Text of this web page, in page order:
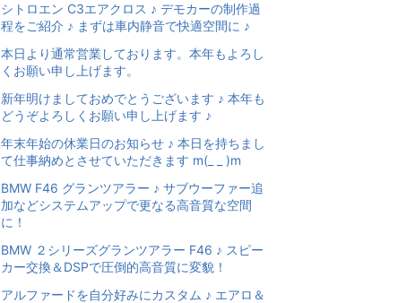
シトロエン C3エアクロス ♪ デモカーの制作過
程をご紹介 ♪ まずは車内静音で快適空間に ♪
本日より通常営業しております。本年もよろし
くお願い申し上げます。
新年明けましておめでとうございます ♪ 本年も
どうぞよろしくお願い申し上げます ♪
年末年始の休業日のお知らせ ♪ 本日を持ちまし
て仕事納めとさせていただきます m(_ _ )m
BMW F46 グランツアラー ♪ サブウーファー追
加などシステムアップで更なる高音質な空間
に！
BMW ２シリーズグランツアラー F46 ♪ スピー
カー交換＆DSPで圧倒的高音質に変貌！
アルファードを自分好みにカスタム ♪ エアロ＆